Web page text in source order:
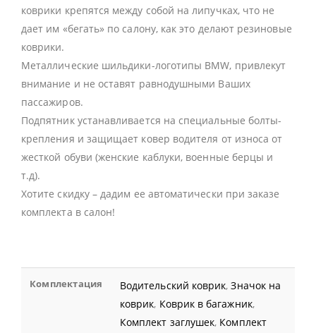
коврики крепятся между собой на липучках, что не
дает им «бегать» по салону, как это делают резиновые
коврики.
Металлические шильдики-логотипы BMW, привлекут
внимание и не оставят равнодушными Ваших
пассажиров.
Подпятник устанавливается на специальные болты-
крепления и защищает ковер водителя от износа от
жесткой обуви (женские каблуки, военные берцы и
т.д).
Хотите скидку – дадим ее автоматически при заказе
комплекта в салон!
Комплектация Водительский коврик,Значок на
коврик, Коврик в багажник,
Комплект заглушек, Комплект